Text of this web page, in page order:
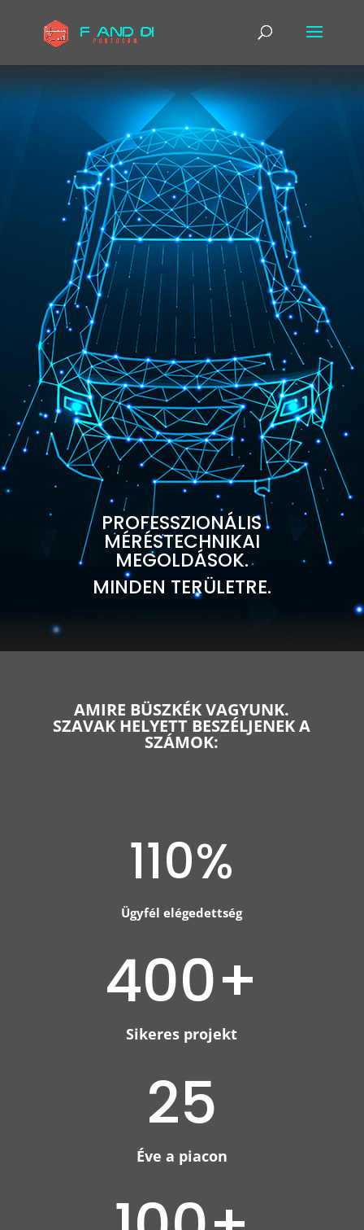
PROFESSZIONÁLIS
MÉRÉSTECHNIKAI
MEGOLDÁSOK.
MINDEN TERÜLETRE.
AMIRE BÜSZKÉK VAGYUNK.
SZAVAK HELYETT BESZÉLJENEK A
SZÁMOK:
110%
Ügyfél elégedettség
400+
Sikeres projekt
25
Éve a piacon